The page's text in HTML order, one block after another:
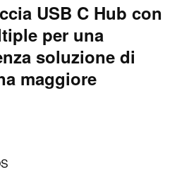
USB C Hub con
per una
soluzione di
maggiore